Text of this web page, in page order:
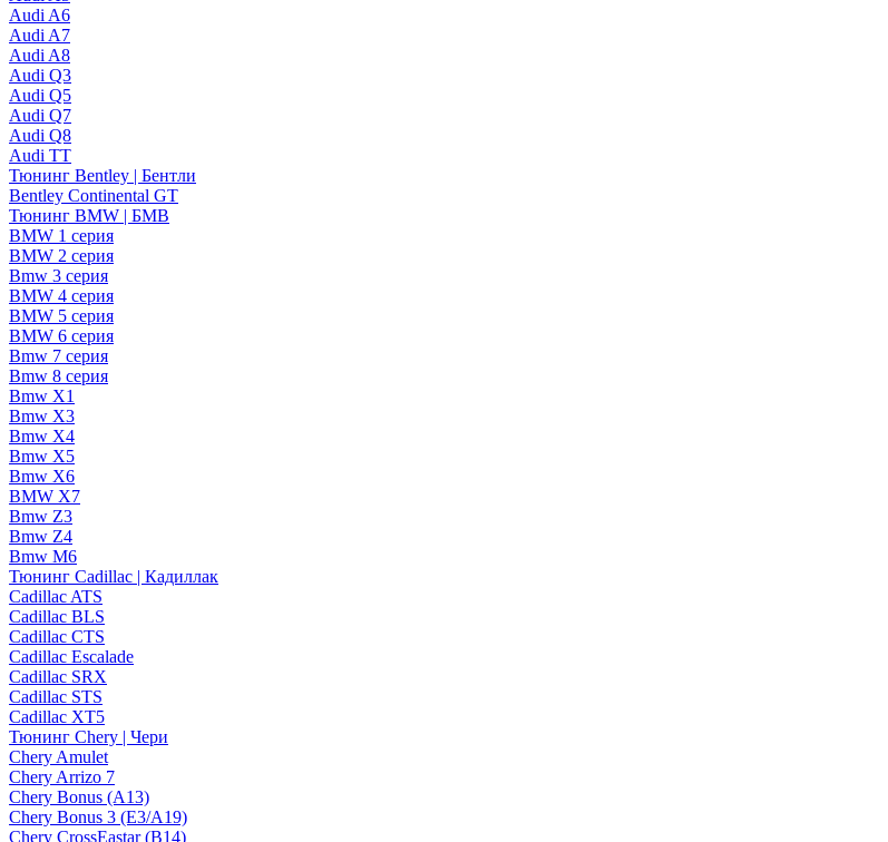
Audi A6
Audi A7
Audi A8
Audi Q3
Audi Q5
Audi Q7
Audi Q8
Audi TT
Тюнинг Bentley | Бентли
Bentley Continental GT
Тюнинг BMW | БМВ
BMW 1 серия
BMW 2 серия
Bmw 3 серия
BMW 4 серия
BMW 5 серия
BMW 6 серия
Bmw 7 серия
Bmw 8 серия
Bmw X1
Bmw X3
Bmw X4
Bmw X5
Bmw X6
BMW X7
Bmw Z3
Bmw Z4
Bmw М6
Тюнинг Cadillac | Кадиллак
Cadillac ATS
Cadillac BLS
Cadillac CTS
Cadillac Escalade
Cadillac SRX
Cadillac STS
Cadillac XT5
Тюнинг Chery | Чери
Chery Amulet
Chery Arrizo 7
Chery Bonus (A13)
Chery Bonus 3 (E3/A19)
Chery CrossEastar (B14)